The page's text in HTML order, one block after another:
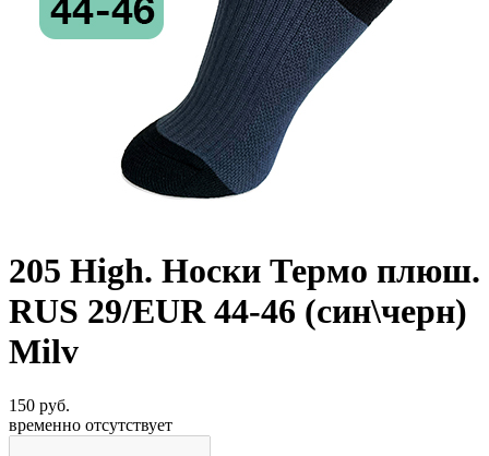
205 High. Носки Термо плюш.
RUS 29/EUR 44-46 (син\черн)
Milv
150 руб.
временно отсутствует